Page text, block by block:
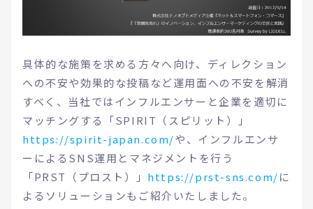
具体的な施策を求める方々へ向け、ディレクション
への不安や効果的な投稿など運用面への不安を解消
すべく、当社ではインフルエンサーと企業を適切に
マッチングする「SPIRIT（スピリット）」
https://spirit-japan.com/や、インフルエンサ
ーによるSNS運用とマネジメントを行う
「PRST（プロスト）」 https://prst-sns.com/に
よるソリューションもご紹介いたしました。